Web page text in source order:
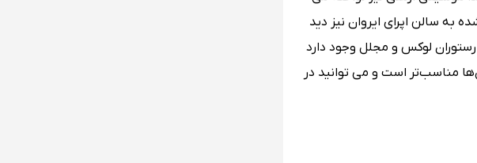
به سالن اپرای ایروان نیز دید
رستوران لوکس و مجلل وجود دارد
مناسب‌تر است و می توانید در